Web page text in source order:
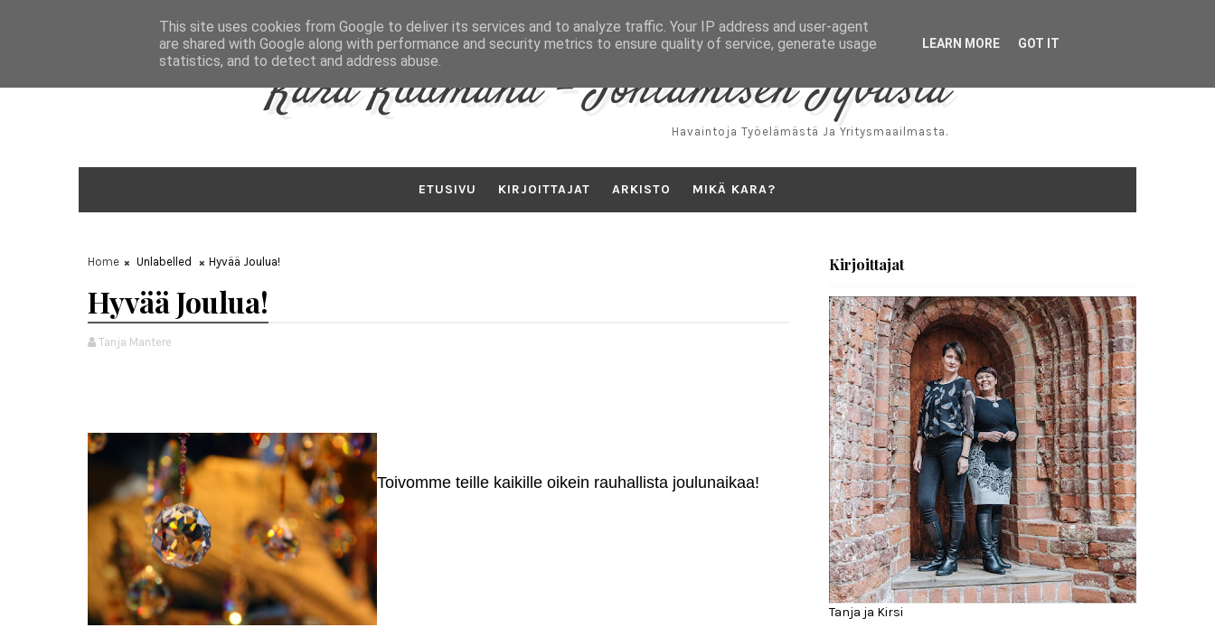
Kara Kuumana - Johtamisen Jyväsiä
Havaintoja Työelämästä Ja Yritysmaailmasta.
ETUSIVU KIRJOITTAJAT ARKISTO MIKÄ KARA?
Home Unlabelled Hyvää Joulua!
Hyvää Joulua!
Tanja Mantere
Toivomme teille kaikille oikein rauhallista joulunaikaa!
Kirjoittajat
Tanja ja Kirsi
This site uses cookies from Google to deliver its services and to analyze traffic. Your IP address and user-agent
are shared with Google along with performance and security metrics to ensure quality of service, generate usage
statistics, and to detect and address abuse.
LEARN MORE GOT IT